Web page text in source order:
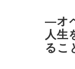
―オ
人生
るこ